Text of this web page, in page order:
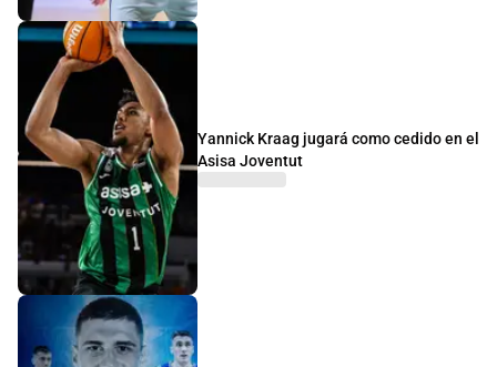
Yannick Kraag jugará como cedido en el
Asisa Joventut